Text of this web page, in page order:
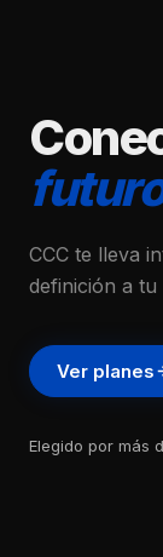
CCC te lleva
definición a
Ver planes
Elegido por más